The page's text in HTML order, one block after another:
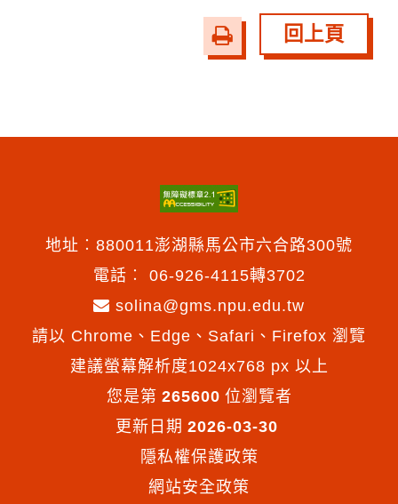
友
善
回上頁
地址︰880011澎湖縣馬公市六合路300號
電話︰ 06-926-4115轉3702
solina@gms.npu.edu.tw
請以 Chrome、Edge、Safari、Firefox 瀏覽
建議螢幕解析度1024x768 px 以上
您是第 265600 位瀏覽者
更新日期 2026-03-30
隱私權保護政策
網站安全政策